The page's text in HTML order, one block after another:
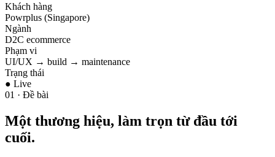
Khách hàng
Powrplus (Singapore)
Ngành
D2C ecommerce
Phạm vi
UI/UX → build → maintenance
Trạng thái
● Live
01 · Đề bài
Một thương hiệu, làm trọn từ đầu tới
cuối.